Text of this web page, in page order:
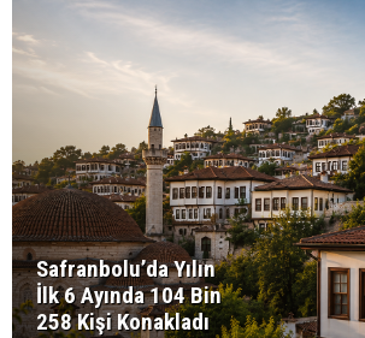
Safranbolu’da Yılın
İlk 6 Ayında 104 Bin
258 Kişi Konakladı